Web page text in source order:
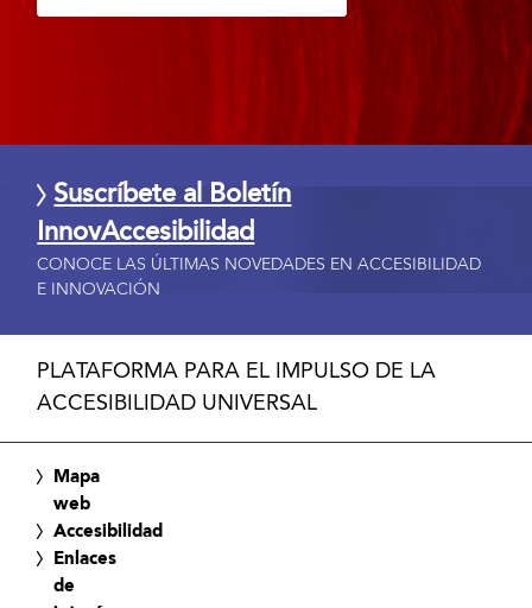
Suscríbete al Boletín
InnovAccesibilidad
CONOCE LAS ÚLTIMAS NOVEDADES EN ACCESIBILIDAD
E INNOVACIÓN
PLATAFORMA PARA EL IMPULSO DE LA
ACCESIBILIDAD UNIVERSAL
Mapa
web
Accesibilidad
Enlaces
de